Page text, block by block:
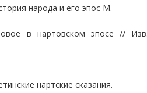
народа и его эпос М.
в нартовском эпосе //
нартские сказания.